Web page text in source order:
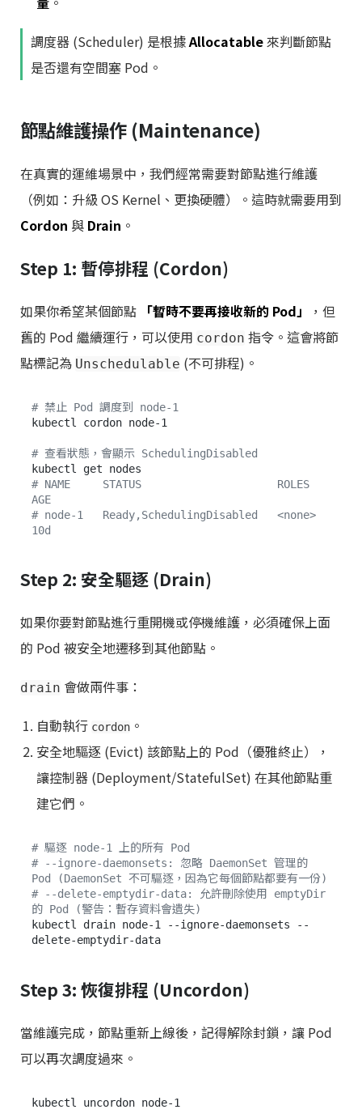
調度器 (Scheduler) 是根據Allocatable來判斷節點
是否還有空間塞 Pod。
節點維護操作 (Maintenance)
在真實的運維場景中，我們經常需要對節點進行維護
（例如：升級 OS Kernel、更換硬體）。這時就需要用到
Cordon 與 Drain 。
Step 1: 暫停排程 (Cordon)
如果你希望某個節點 「暫時不要再接收新的 Pod」
，但
舊的 Pod 繼續運行，可以使用 cordon 指令。這會將節
點標記為 Unschedulable (不可排程)。
# 禁止 Pod 調度到 node-1
kubectl cordon node-1
# 查看狀態，會顯示 SchedulingDisabled
# NAME     STATUS                     ROLES
AGE
# node-1   Ready,SchedulingDisabled   <none>
10d
Step 2: 安全驅逐 (Drain)
如果你要對節點進行重開機或停機維護，必須確保上面
的 Pod 被安全地遷移到其他節點。
drain 會做兩件事：
自動執行 cordon 。
安全地驅逐 (Evict) 該節點上的 Pod（優雅終止），
讓控制器 (Deployment/StatefulSet) 在其他節點重
建它們。
# 驅逐 node-1 上的所有 Pod
# --ignore-daemonsets: 忽略 DaemonSet 管理的
Pod (DaemonSet 不可驅逐，因為它每個節點都要有一份)
# --delete-emptydir-data: 允許刪除使用 emptyDir
的 Pod (警告：暫存資料會遺失)
kubectl drain node-1 --ignore-daemonsets --
Step 3: 恢復排程 (Uncordon)
當維護完成，節點重新上線後，記得解除封鎖，讓 Pod
可以再次調度過來。